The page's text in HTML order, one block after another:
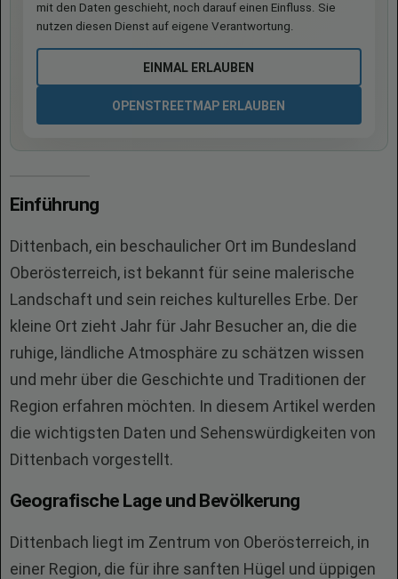
mit den Daten geschieht, noch darauf einen Einfluss. Sie
nutzen diesen Dienst auf eigene Verantwortung.
EINMAL ERLAUBEN
OPENSTREETMAP ERLAUBEN
Einführung
Dittenbach, ein beschaulicher Ort im Bundesland
Oberösterreich, ist bekannt für seine malerische
Landschaft und sein reiches kulturelles Erbe. Der
kleine Ort zieht Jahr für Jahr Besucher an, die die
ruhige, ländliche Atmosphäre zu schätzen wissen
und mehr über die Geschichte und Traditionen der
Region erfahren möchten. In diesem Artikel werden
die wichtigsten Daten und Sehenswürdigkeiten von
Dittenbach vorgestellt.
Geografische Lage und Bevölkerung
Dittenbach liegt im Zentrum von Oberösterreich, in
einer Region, die für ihre sanften Hügel und üppigen